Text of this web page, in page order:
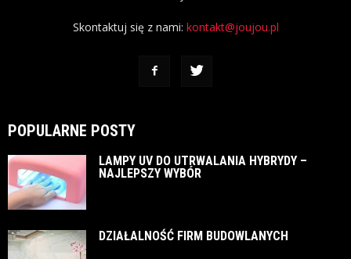
Skontaktuj się z nami: kontakt@joujou.pl
POPULARNE POSTY
LAMPY UV DO UTRWALANIA HYBRYDY –
NAJLEPSZY WYBÓR
DZIAŁALNOŚĆ FIRM BUDOWLANYCH